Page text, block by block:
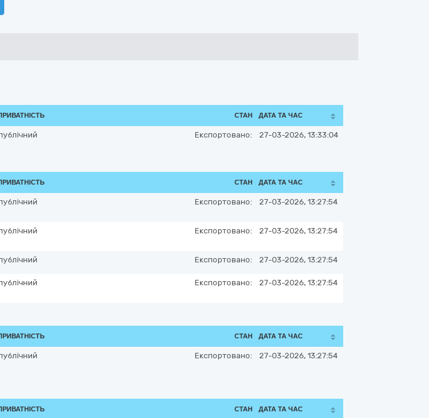
СТАН ДАТА ТА ЧАС
Експортовано: 27-03-2026, 13:33:04
СТАН ДАТА ТА ЧАС
Експортовано: 27-03-2026, 13:27:54
Експортовано: 27-03-2026, 13:27:54
Експортовано: 27-03-2026, 13:27:54
Експортовано: 27-03-2026, 13:27:54
СТАН ДАТА ТА ЧАС
Експортовано: 27-03-2026, 13:27:54
СТАН ДАТА ТА ЧАС